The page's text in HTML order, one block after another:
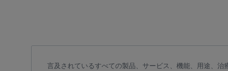
言及されているすべての製品、サービス、機能、用途、